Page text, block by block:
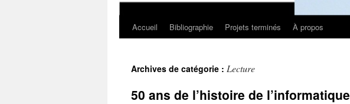
Aller
contenu
Accueil Bibliographie Projets terminés À propos
Archives de catégorie : Lecture
50 ans de l’histoire de l’informatique